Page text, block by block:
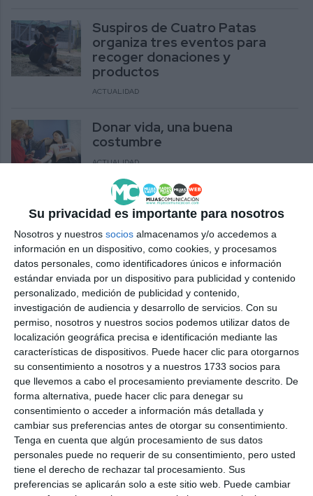
Su privacidad es importante para nosotros
Nosotros y nuestros socios almacenamos y/o accedemos a
información en un dispositivo, como cookies, y procesamos
datos personales, como identificadores únicos e información
estándar enviada por un dispositivo para publicidad y contenido
personalizado, medición de publicidad y contenido,
investigación de audiencia y desarrollo de servicios. Con su
permiso, nosotros y nuestros socios podemos utilizar datos de
localización geográfica precisa e identificación mediante las
características de dispositivos. Puede hacer clic para otorgarnos
su consentimiento a nosotros y a nuestros 1733 socios para
que llevemos a cabo el procesamiento previamente descrito. De
forma alternativa, puede hacer clic para denegar su
consentimiento o acceder a información más detallada y
cambiar sus preferencias antes de otorgar su consentimiento.
Tenga en cuenta que algún procesamiento de sus datos
personales puede no requerir de su consentimiento, pero usted
tiene el derecho de rechazar tal procesamiento. Sus
preferencias se aplicarán solo a este sitio web. Puede cambiar
Suspiros de Cuatro Patas
organiza tres eventos para
recoger donaciones y
productos
ACTUALIDAD
Donar vida, una buena
costumbre
ACTUALIDAD
Málaga necesita 200
donaciones de sangre al día
para atender la demanda en
hospitales
ACTUALIDAD
El PSOE rechaza las críticas por
los donativos para Ucrania
hallados en el hipódromo
PSOE
Jerez denuncia la existencia de
donaciones apiladas para
Ucrania del anterior gobierno
ACTUALIDAD
Adimi recibe dos importantes
donativos en su fiesta de